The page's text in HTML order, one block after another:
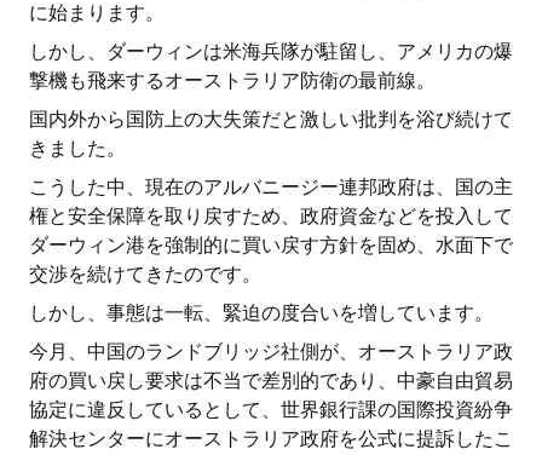
に始まります。
しかし、ダーウィンは米海兵隊が駐留し、アメリカの爆
撃機も飛来するオーストラリア防衛の最前線。
国内外から国防上の大失策だと激しい批判を浴び続けて
きました。
こうした中、現在のアルバニージー連邦政府は、国の主
権と安全保障を取り戻すため、政府資金などを投入して
ダーウィン港を強制的に買い戻す方針を固め、水面下で
交渉を続けてきたのです。
しかし、事態は一転、緊迫の度合いを増しています。
今月、中国のランドブリッジ社側が、オーストラリア政
府の買い戻し要求は不当で差別的であり、中豪自由貿易
協定に違反しているとして、世界銀行課の国際投資紛争
解決センターにオーストラリア政府を公式に提訴したこ